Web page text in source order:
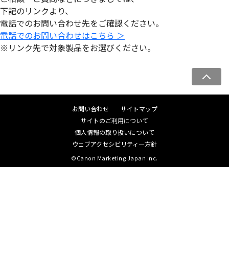
下記のリンクより、
電話でのお問い合わせ先をご確認ください。
電話でのお問い合わせはこちら ＞
※リンク先で対象製品をお選びください。
ー
ジ
お問い合わせ
サイトマップ
サイトのご利用について
個人情報の取り扱いについて
ウェブアクセシビリティ―方針
©Canon Marketing Japan Inc.